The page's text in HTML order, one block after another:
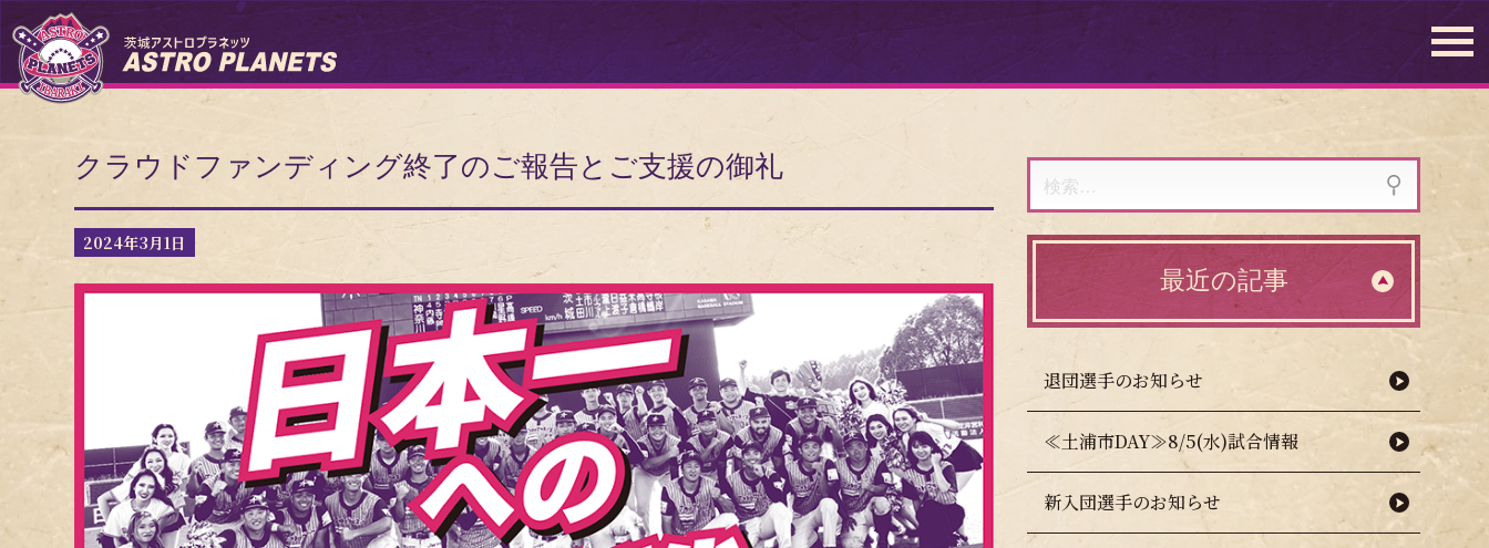
クラウドファンディング終了のご報告とご支援の御礼
2024年3月1日
索:
最近の記事
退団選手のお知らせ
≪土浦市DAY≫8/5(水)試合情報
新入団選手のお知らせ